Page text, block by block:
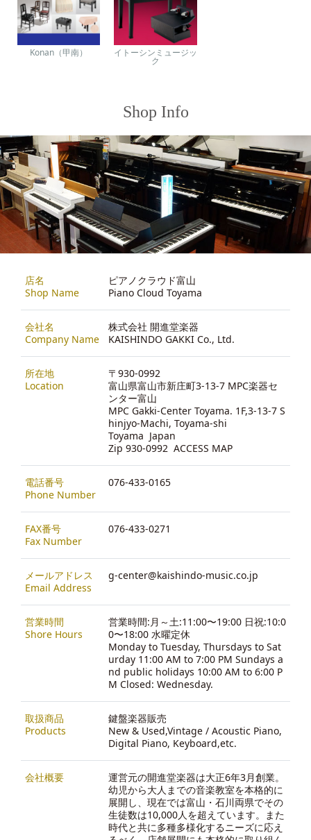
Konan（甲南） イトーシンミュージッ
ク
Shop Info
店名
Shop Name
ピアノクラウド富山
Piano Cloud Toyama
会社名
Company Name
株式会社 開進堂楽器
KAISHINDO GAKKI Co., Ltd.
所在地
Location
〒930-0992
富山県富山市新庄町3-13-7 MPC楽器セ
ンター富山
MPC Gakki-Center Toyama. 1F,3-13-7 S
hinjyo-Machi, Toyama-shi
Toyama Japan
Zip 930-0992 ACCESS MAP
電話番号
Phone Number
076-433-0165
FAX番号
Fax Number
076-433-0271
メールアドレス
Email Address
g-center@kaishindo-music.co.jp
営業時間
Shore Hours
営業時間:月～土:11:00〜19:00 日祝:10:0
0〜18:00 水曜定休
Monday to Tuesday, Thursdays to Sat
urday 11:00 AM to 7:00 PM Sundays a
nd public holidays 10:00 AM to 6:00 P
M Closed: Wednesday.
取扱商品
Products
鍵盤楽器販売
New & Used,Vintage / Acoustic Piano,
Digital Piano, Keyboard,etc.
会社概要
運営元の開進堂楽器は大正6年3月創業。
幼児から大人までの音楽教室を本格的に
展開し、現在では富山・石川両県でその
生徒数は10,000人を超えています。また
時代と共に多種多様化するニーズに応え